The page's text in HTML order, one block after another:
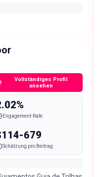
Vollständiges Profil
ansehen
Engagement-Rate
679
Schätzung pro Beitrag